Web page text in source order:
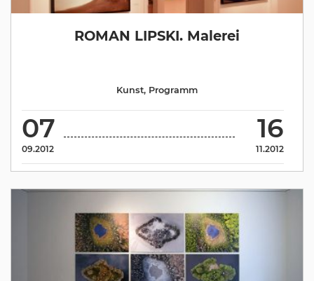
ROMAN LIPSKI. Malerei
07
09.2012
16
11.2012
Kunst, Programm